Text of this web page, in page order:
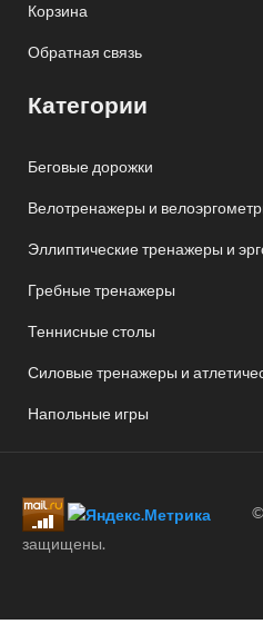
Корзина
Обратная связь
Категории
Беговые дорожки
Велотренажеры и
Эллиптические тренажеры и
Гребные тренажеры
Теннисные столы
Силовые тренажеры и
Напольные игры
защищены.